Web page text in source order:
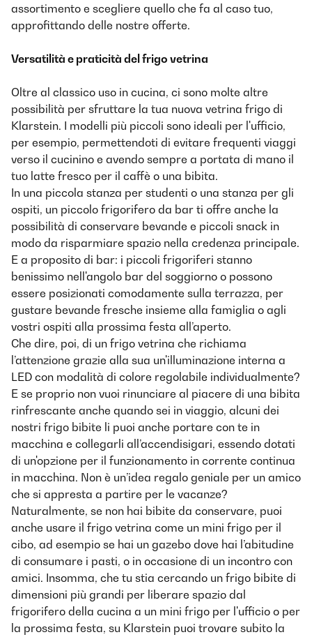
assortimento e scegliere quello che fa al caso tuo,
approfittando delle nostre offerte.
Versatilità e praticità del frigo vetrina
Oltre al classico uso in cucina, ci sono molte altre
possibilità per sfruttare la tua nuova vetrina frigo di
Klarstein. I modelli più piccoli sono ideali per l'ufficio,
per esempio, permettendoti di evitare frequenti viaggi
verso il cucinino e avendo sempre a portata di mano il
tuo latte fresco per il caffè o una bibita.
In una piccola stanza per studenti o una stanza per gli
ospiti, un piccolo frigorifero da bar ti offre anche la
possibilità di conservare bevande e piccoli snack in
modo da risparmiare spazio nella credenza principale.
E a proposito di bar: i piccoli frigoriferi stanno
benissimo nell'angolo bar del soggiorno o possono
essere posizionati comodamente sulla terrazza, per
gustare bevande fresche insieme alla famiglia o agli
vostri ospiti alla prossima festa all’aperto.
Che dire, poi, di un frigo vetrina che richiama
l’attenzione grazie alla sua un'illuminazione interna a
LED con modalità di colore regolabile individualmente?
E se proprio non vuoi rinunciare al piacere di una bibita
rinfrescante anche quando sei in viaggio, alcuni dei
nostri frigo bibite li puoi anche portare con te in
macchina e collegarli all’accendisigari, essendo dotati
di un'opzione per il funzionamento in corrente continua
in macchina. Non è un’idea regalo geniale per un amico
che si appresta a partire per le vacanze?
Naturalmente, se non hai bibite da conservare, puoi
anche usare il frigo vetrina come un mini frigo per il
cibo, ad esempio se hai un gazebo dove hai l’abitudine
di consumare i pasti, o in occasione di un incontro con
amici. Insomma, che tu stia cercando un frigo bibite di
dimensioni più grandi per liberare spazio dal
frigorifero della cucina a un mini frigo per l'ufficio o per
la prossima festa, su Klarstein puoi trovare subito la